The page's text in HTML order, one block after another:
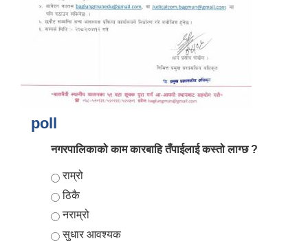
poll
नगरपालिकाको काम कारबाहि तँपाईलाई कस्तो लाग्छ ?
Choices
राम्रो
ठिकै
नराम्रो
सुधार आवश्यक